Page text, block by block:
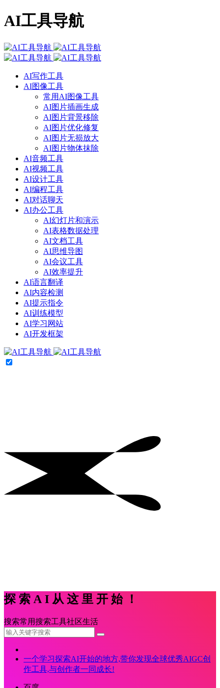
AI工具导航
AI写作工具
AI图像工具
常用AI图像工具
AI图片插画生成
AI图片背景移除
AI图片优化修复
AI图片无损放大
AI图片物体抹除
AI音频工具
AI视频工具
AI设计工具
AI编程工具
AI对话聊天
AI办公工具
AI幻灯片和演示
AI表格数据处理
AI文档工具
AI思维导图
AI会议工具
AI效率提升
AI语言翻译
AI内容检测
AI提示指令
AI训练模型
AI学习网站
AI开发框架
探索AI从这里开始！
搜索常用搜索工具社区生活
一个学习探索AI开始的地方,带你发现全球优秀AIGC创
作工具,与创作者一同成长!